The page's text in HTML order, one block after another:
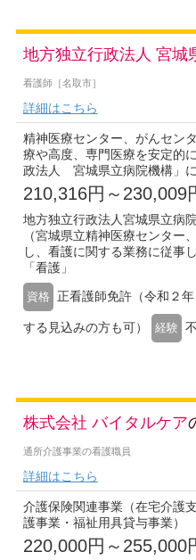
地方独立行政法人 宮城
看護師［名取市］
詳細はこちら
精神医療センター、がんセン
療や高度、専門医療を安定的
政法人 宮城県立病院機構」に
210,316円～230,009
地方独立行政法人宮城県立病
（宮城県立精神医療センター
し、看護に関する業務に従事し
「看護」
資格 正看護師免許（令和２
する見込みの方も可） 経験
株式会社 バイタルケア
通所介護事業の看護職員
詳細はこちら
介護保険関連事業（在宅介護
護事業・福祉用具貸与事業）
220,000円～255,000